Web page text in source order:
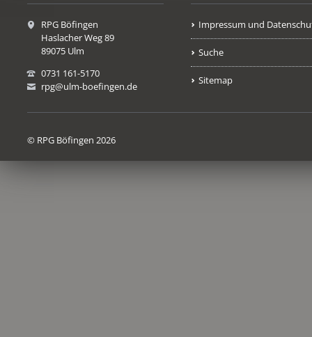
RPG Böfingen
Haslacher Weg 89
89075 Ulm
0731 161-5170
rpg@ulm-boefingen.de
Impressum und
Suche
Sitemap
© RPG Böfingen 2026